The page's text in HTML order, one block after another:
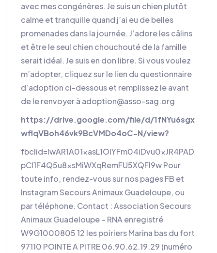
avec mes congénères. Je suis un chien plutôt
calme et tranquille quand j’ai eu de belles
promenades dans la journée. J’adore les câlins
et être le seul chien chouchouté de la famille
serait idéal. Je suis en don libre. Si vous voulez
m’adopter, cliquez sur le lien du questionnaire
d’adoption ci-dessous et remplissez le avant
de le renvoyer à adoption@asso-sag.org
https://drive.google.com/file/d/1fNYu6sgx
wflqVBoh46vk9BcVMDo4oC-N/view?
fbclid=IwAR1A01xasL1OIYFm04iDvu0xJR4PAD
pCI1F4Q5u8xsMiWXqRemFU5XQFl9w Pour
toute info, rendez-vous sur nos pages FB et
Instagram Secours Animaux Guadeloupe, ou
par téléphone. Contact : Association Secours
Animaux Guadeloupe – RNA enregistré
W9G1000805 12 les poiriers Marina bas du fort
97110 POINTE A PITRE 06.90.62.19.29 (numéro